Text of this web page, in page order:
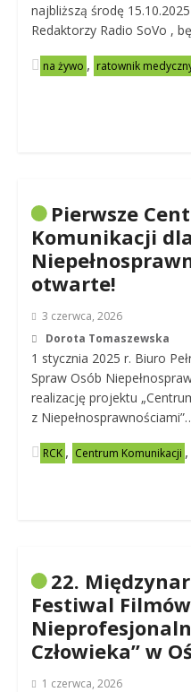
najbliższą środę
Redaktorzy Radio SoVo ,
na żywo , ratownik
Pierwsze
Komunikacji
otwarte!
3 czerwca, 2026
Dorota Tomaszewska
1 stycznia 2025 r. Biuro
Spraw Osób
realizację projektu
z
RCK , Centrum Komunikacji ,
22.
Festiwal Filmów
Człowieka” w
1 czerwca, 2026